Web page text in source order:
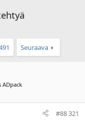
Seuraava
ADpack
#88 321